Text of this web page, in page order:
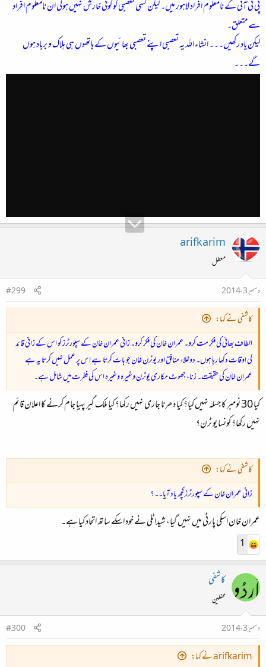
پی ٹی آئی کے نامعلوم افراد لاہور میں۔ لیکن کسی تعصبی کو کوئی خارش نہیں ہوگی ان نامعلوم افراد
سے متعلق۔
لیکن یاد رکھیں۔۔۔ انشاء اللہ یہ تعصبی اپنے تعصبی بھائیوں کے ہاتھوں ہی ہلاک و برباد ہوں
گے۔۔۔
arifkarim
معطل
دسمبر 3، 2014
#299
کاشفی نے کہا:
الطاف بھائی کی فکر مت کرو۔ عمران خان کی فکر کرو۔ زانی عمران خان کے سپورٹرز کو اس کے زانی قائد
کی اوقات دکھا رہا ہوں۔ دوغلا، منافق اور یوٹرن خان جو بات کرتا ہے اس پر عمل نہیں کرتا یہ ہے
عمران خان کی حقیقت۔ زنا، جھوٹ مکاری یوٹرن وغیرہ وغیرہ اس کی فطرت میں شامل ہے۔
کیا 30 نومبر کا جسلہ نہیں کیا؟ کیا دھرنا جاری نہیں رکھا؟ کیا ملک گیر پہیا جام کرنے کا اعلان قائم
نہیں رکھا؟ کونسا یو ٹرن؟
کاشفی نے کہا:
زانی عمران خان کے سپورٹرز کچھ یاد آیا۔۔ ؟
عمران خان اسکی پارٹی میں نہیں گیا، شیدا ٹلی نے خود اسکے ساتھ اتحاد کیا ہے۔
1
کاشفی
محفلین
دسمبر 3، 2014
#300
arifkarim نے کہا: